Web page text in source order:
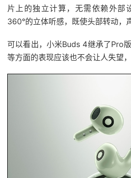
片上的独立计算，无需依赖外部
360°的立体听感，既使头部转动，
可以看出，小米Buds 4继承了Pro
等方面的表现应该也不会让人失望，